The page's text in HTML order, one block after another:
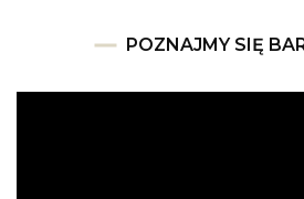
POZNAJMY SIĘ